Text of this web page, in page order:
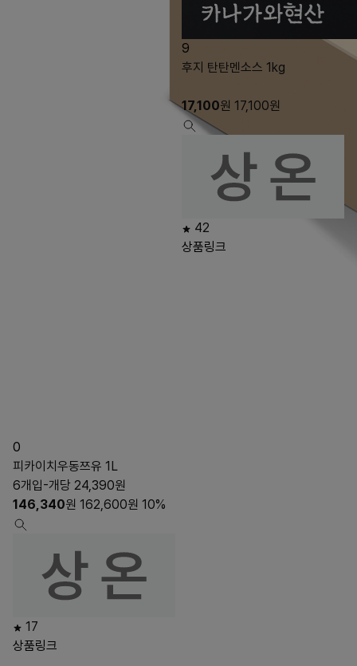
0
피카이치우동쯔유 1L
6개입-개당 24,390원
146,340원 162,600원 10%
17
상품링크
9
후지 탄탄멘소스 1kg
17,100원 17,100원
42
상품링크